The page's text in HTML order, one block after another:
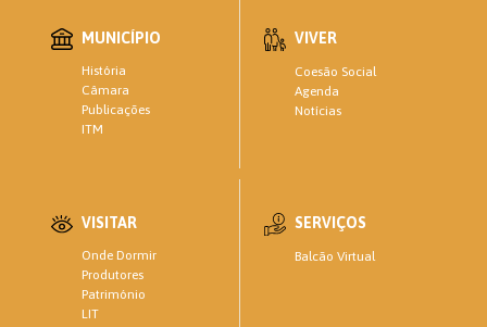
MUNICÍPIO
História
Câmara
Publicações
ITM
VIVER
Coesão Social
Agenda
Notícias
VISITAR
Onde Dormir
Produtores
Património
LIT
SERVIÇOS
Balcão Virtual